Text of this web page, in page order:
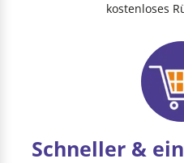
kostenloses
Schneller &